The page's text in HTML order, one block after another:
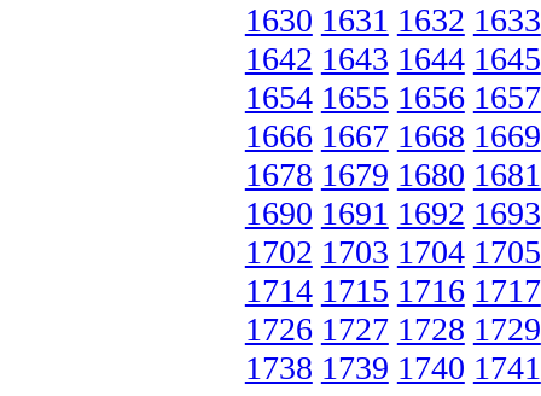
1630 1631 1632 1633
1642 1643 1644 1645
1654 1655 1656 1657
1666 1667 1668 1669
1678 1679 1680 1681
1690 1691 1692 1693
1702 1703 1704 1705
1714 1715 1716 1717
1726 1727 1728 1729
1738 1739 1740 1741